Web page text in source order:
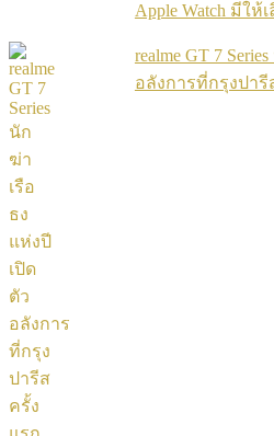
Apple Watch มีให้
realme GT 7
อลังการที่กรุงปา